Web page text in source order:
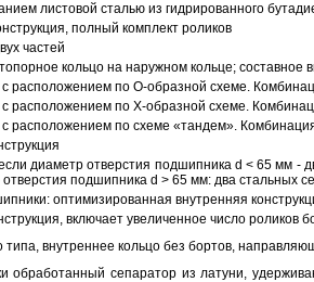
листовой сталью из гидрированного
полный комплект роликов
частей
кольцо на наружном кольце; составное
расположением по О-образной схеме.
расположением по Х-образной схеме.
расположением по схеме «тандем».
диаметр отверстия подшипника d < 65 мм -
подшипника d > 65 мм: два стальных
оптимизированная внутренняя
включает увеличенное число
типа, внутреннее кольцо без бортов,
обработанный сепаратор из латуни,